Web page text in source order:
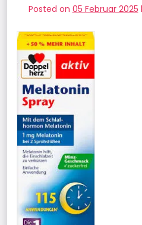
Posted on 05 Februar 2025